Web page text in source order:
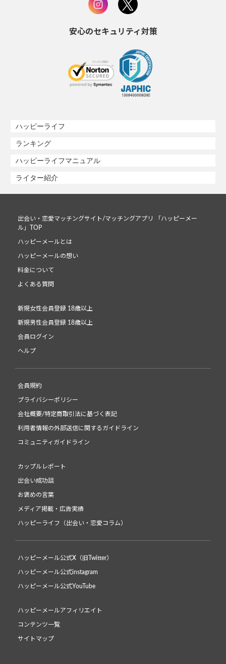
安心のセキュリティ対策
ハッピーライフ
ランキング
ハッピーライフマニュアル
ライター紹介
出会い・恋愛マッチングサイト/マッチングアプリ 「ハッピーメー
ル」TOP
ハッピーメールとは
ハッピーメールの想い
料金について
よくある質問
新規女性会員登録 18歳以上
新規男性会員登録 18歳以上
会員ログイン
ヘルプ
会員規約
プライバシーポリシー
会社概要/特定商取引法に基づく表記
利用者情報の外部送信に関するガイドライン
コミュニティガイドライン
カップルレポート
出会い成功談
お褒めの言葉
メディア掲載・広告実績
ハッピーライフ（出会い・恋愛コラム）
ハッピーメール公式X（旧Twitter）
ハッピーメール公式instagram
ハッピーメール公式YouTube
ハッピーメールアフィリエイト
コンテンツ一覧
サイトマップ